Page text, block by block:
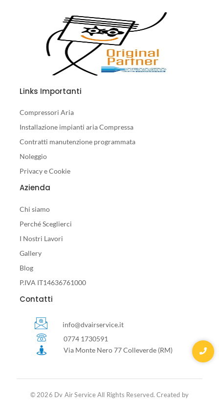
Links Importanti
Compressori Aria
Installazione impianti aria Compressa
Contratti manutenzione programmata
Noleggio
Privacy e Cookie
Azienda
Chi siamo
Perché Sceglierci
I Nostri Lavori
Gallery
Blog
P.IVA IT14636761000
Contatti
info@dvairservice.it
0774 1730591
Via Monte Nero 77 Colleverde (RM)
© 2026 Dv Air Service All Rights Reserved. Created by